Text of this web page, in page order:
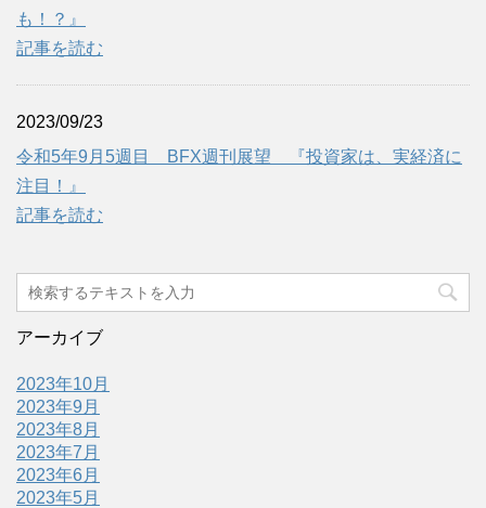
も！？』
記事を読む
2023/09/23
令和5年9月5週目 BFX週刊展望 『投資家は、実経済に
注目！』
記事を読む
アーカイブ
2023年10月
2023年9月
2023年8月
2023年7月
2023年6月
2023年5月